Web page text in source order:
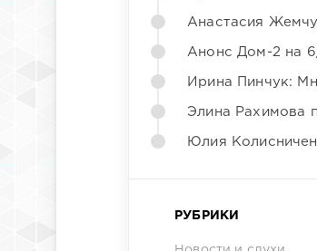
Анастасия
Анонс Дом-2 на
Ирина Пинчук:
Элина Рахимова
Юлия
РУБРИКИ